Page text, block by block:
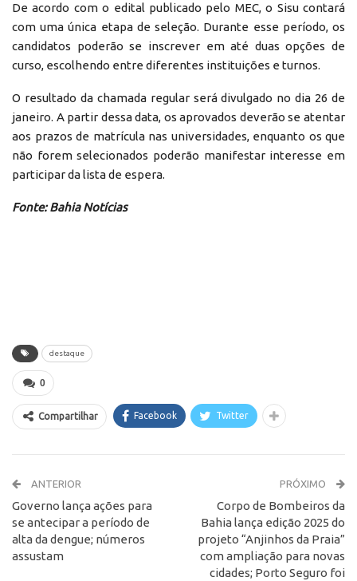
De acordo com o edital publicado pelo MEC, o Sisu contará
com uma única etapa de seleção. Durante esse período, os
candidatos poderão se inscrever em até duas opções de
curso, escolhendo entre diferentes instituições e turnos.
O resultado da chamada regular será divulgado no dia 26 de
janeiro. A partir dessa data, os aprovados deverão se atentar
aos prazos de matrícula nas universidades, enquanto os que
não forem selecionados poderão manifestar interesse em
participar da lista de espera.
Fonte: Bahia Notícias
destaque
0
Compartilhar Facebook Twitter
ANTERIOR
Governo lança ações para
se antecipar a período de
alta da dengue; números
assustam
PRÓXIMO
Corpo de Bombeiros da
Bahia lança edição 2025 do
projeto “Anjinhos da Praia”
com ampliação para novas
cidades; Porto Seguro foi